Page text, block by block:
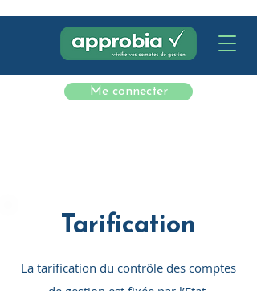
Me connecter
Tarification
La tarification du contrôle des comptes